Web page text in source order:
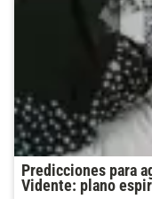
Predicciones para
Vidente: plano